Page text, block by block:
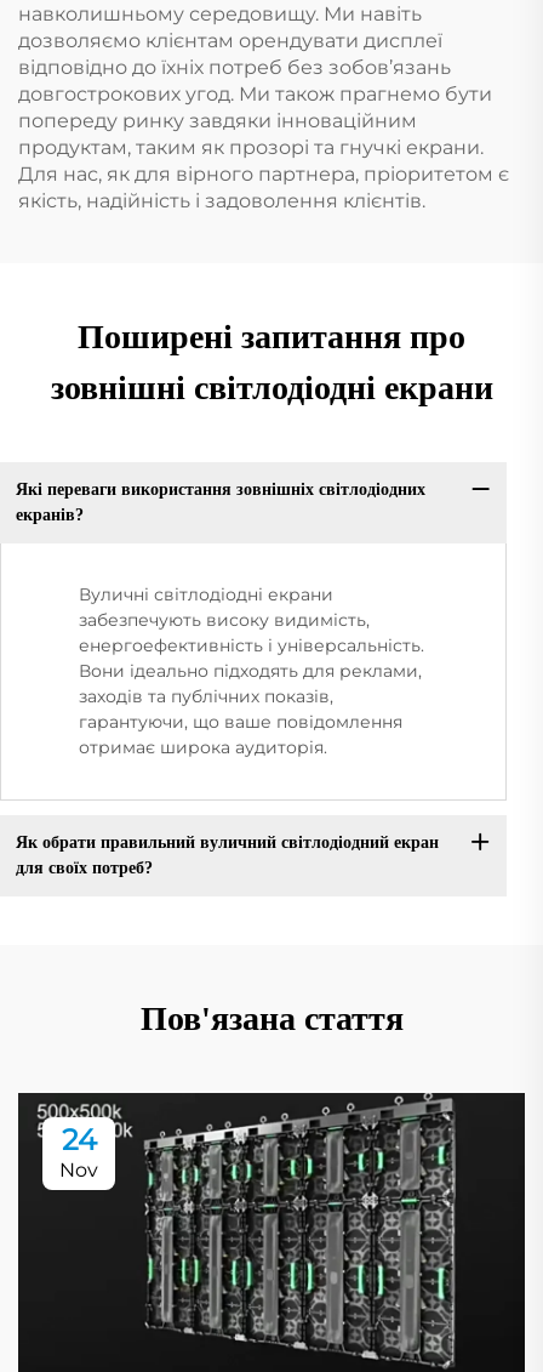
навколишньому середовищу. Ми навіть
дозволяємо клієнтам орендувати дисплеї
відповідно до їхніх потреб без зобов’язань
довгострокових угод. Ми також прагнемо бути
попереду ринку завдяки інноваційним
продуктам, таким як прозорі та гнучкі екрани.
Для нас, як для вірного партнера, пріоритетом є
якість, надійність і задоволення клієнтів.
Поширені запитання про
зовнішні світлодіодні екрани
Які переваги використання зовнішніх світлодіодних
екранів?
Вуличні світлодіодні екрани
забезпечують високу видимість,
енергоефективність і універсальність.
Вони ідеально підходять для реклами,
заходів та публічних показів,
гарантуючи, що ваше повідомлення
отримає широка аудиторія.
Як обрати правильний вуличний світлодіодний екран
для своїх потреб?
Пов'язана стаття
24
Nov